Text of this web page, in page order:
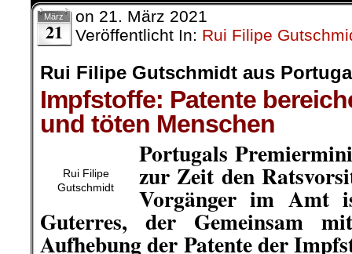
März
21
on 21. März 2021
Veröffentlicht In: Rui Filipe
Rui Filipe Gutschmidt aus
Impfstoffe: Patente
und töten Menschen
Rui Filipe
Gutschmidt
Portugals
zur Zeit den
Vorgänger im Amt
Guterres, der Gemeinsam
Aufhebung der Patente der